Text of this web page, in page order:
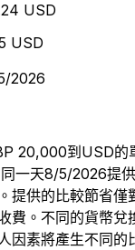
USD
USD
2026
20,000到USD的
一天8/5/2026提
提供的比較節省僅
費。不同的貨幣兌
因素將產生不同的